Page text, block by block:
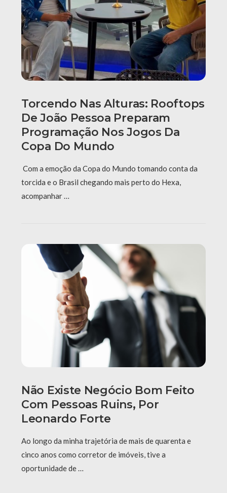
Torcendo Nas Alturas: Rooftops
De João Pessoa Preparam
Programação Nos Jogos Da
Copa Do Mundo
Com a emoção da Copa do Mundo tomando conta da
torcida e o Brasil chegando mais perto do Hexa,
acompanhar …
Não Existe Negócio Bom Feito
Com Pessoas Ruins, Por
Leonardo Forte
Ao longo da minha trajetória de mais de quarenta e
cinco anos como corretor de imóveis, tive a
oportunidade de …